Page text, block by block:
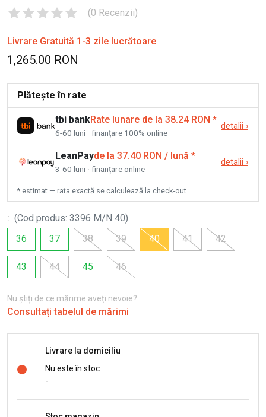
(0 Recenzii)
Livrare Gratuită 1-3 zile lucrătoare
1,265.00 RON
Plătește în rate
tbi bankRate lunare de la 38.24 RON *
6-60 luni · finanțare 100% online
detalii ›
LeanPayde la 37.40 RON / lună *
3-60 luni · finanțare online
detalii ›
* estimat — rata exactă se calculează la check-out
: (Cod produs: 3396 M/N 40)
36
37 38 39 40 41 42
43 44 45 46
Nu știți de ce mărime aveți nevoie?
Consultați tabelul de mărimi
Livrare la domiciliu
Nu este în stoc
-